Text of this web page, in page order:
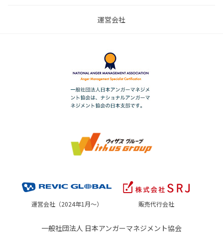
運営会社
運営会社（2024年1月～） 販売代行会社
一般社団法人 日本アンガーマネジメント協会